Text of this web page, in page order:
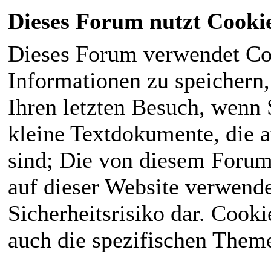
Dieses Forum nutzt
Dieses Forum verwendet
Informationen zu
Ihren letzten Besuch,
kleine Textdokumente, die
sind; Die von diesem
auf dieser Website
Sicherheitsrisiko dar.
auch die spezifischen